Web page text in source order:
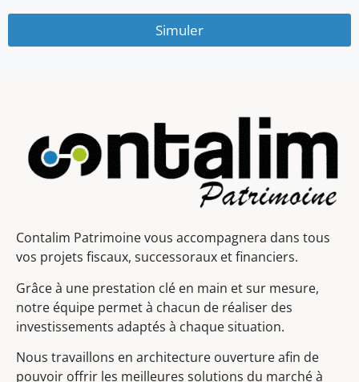
Simuler
Contalim Patrimoine vous accompagnera dans tous
vos projets fiscaux, successoraux et financiers.
Grâce à une prestation clé en main et sur mesure,
notre équipe permet à chacun de réaliser des
investissements adaptés à chaque situation.
Nous travaillons en architecture ouverture afin de
pouvoir offrir les meilleures solutions du marché à